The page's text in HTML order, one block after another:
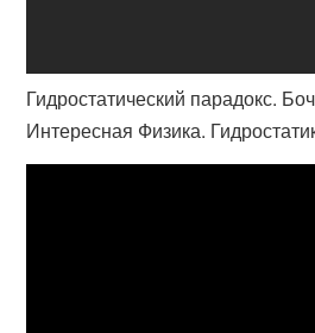
Гидростатический парадокс.
Интересная Физика.